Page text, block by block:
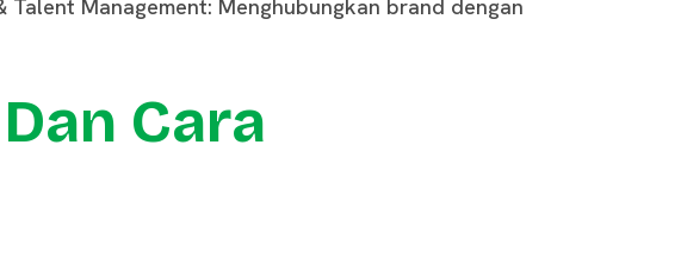
Management: Menghubungkan brand dengan
Cara